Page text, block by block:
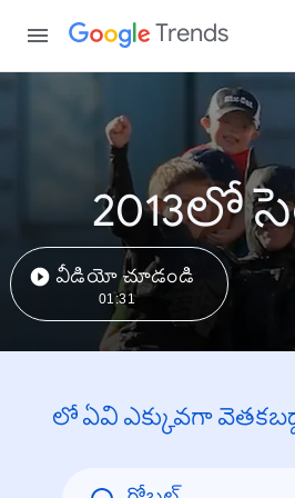
Trends
2013లో
వీడియో చూడండి
01:31
లో ఏవి ఎక్కువగా